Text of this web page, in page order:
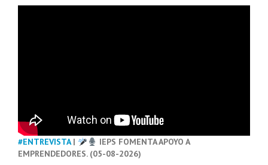
#ENTREVISTA|
IEPS FOMENTA APOYO A
EMPRENDEDORES. (05-08-2026)